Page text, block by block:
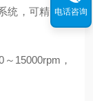
统，可精确的
15000rpm，
电话咨询